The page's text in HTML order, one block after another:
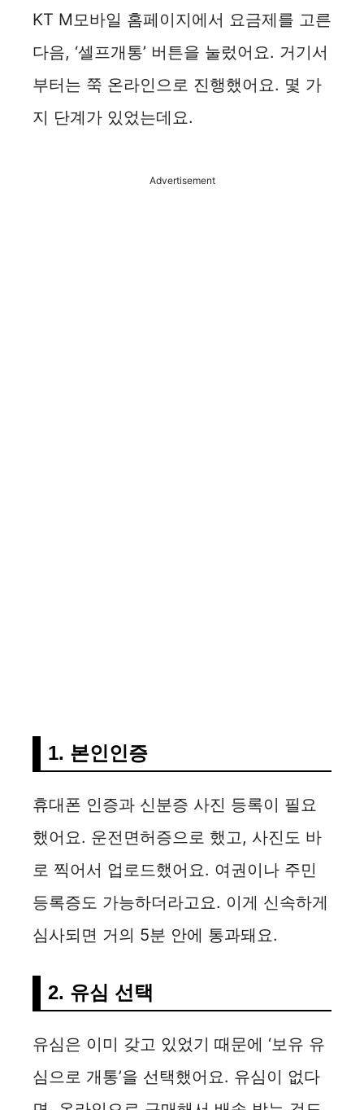
KT M모바일 홈페이지에서 요금제를 고른
다음, ‘셀프개통’ 버튼을 눌렀어요. 거기서
부터는 쭉 온라인으로 진행했어요. 몇 가
지 단계가 있었는데요.
Advertisement
1. 본인인증
휴대폰 인증과 신분증 사진 등록이 필요
했어요. 운전면허증으로 했고, 사진도 바
로 찍어서 업로드했어요. 여권이나 주민
등록증도 가능하더라고요. 이게 신속하게
심사되면 거의 5분 안에 통과돼요.
2. 유심 선택
유심은 이미 갖고 있었기 때문에 ‘보유 유
심으로 개통’을 선택했어요. 유심이 없다